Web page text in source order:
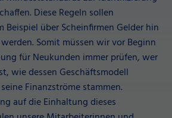
Diese Regeln sollen
Beispiel über Scheinfirmen Gelder hin
Somit müssen wir vor Beginn
für Neukunden immer prüfen, wer
wie dessen Geschäftsmodell
Finanzströme stammen.
auf die Einhaltung dieses